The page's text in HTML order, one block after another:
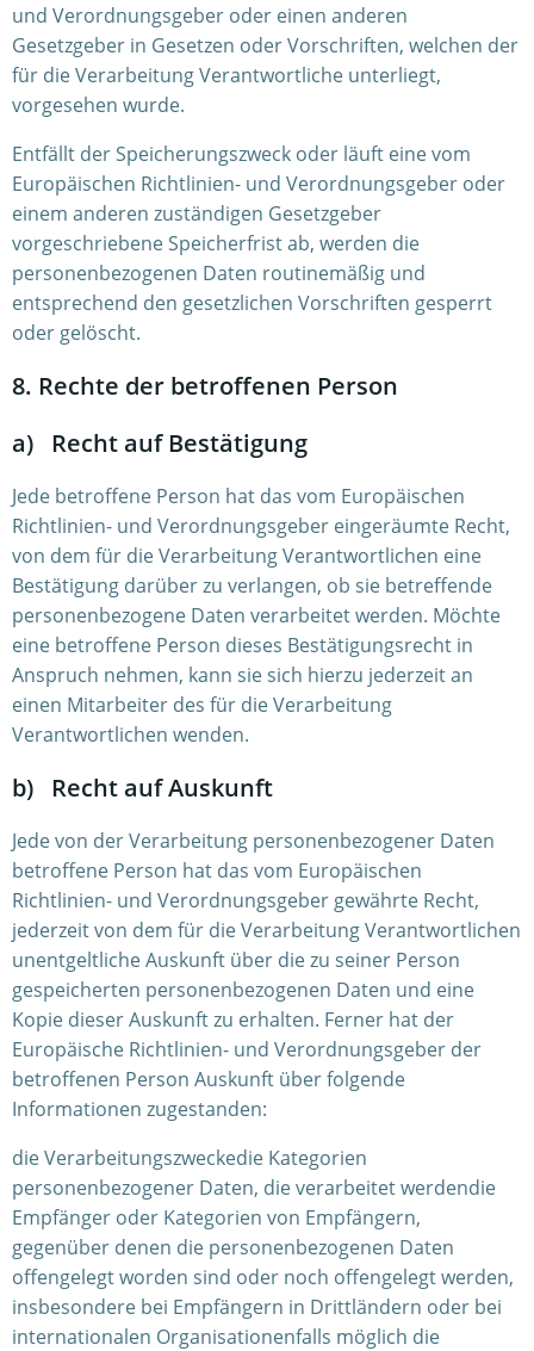
und Verordnungsgeber oder einen anderen
Gesetzgeber in Gesetzen oder Vorschriften, welchen der
für die Verarbeitung Verantwortliche unterliegt,
vorgesehen wurde.
Entfällt der Speicherungszweck oder läuft eine vom
Europäischen Richtlinien- und Verordnungsgeber oder
einem anderen zuständigen Gesetzgeber
vorgeschriebene Speicherfrist ab, werden die
personenbezogenen Daten routinemäßig und
entsprechend den gesetzlichen Vorschriften gesperrt
oder gelöscht.
8. Rechte der betroffenen Person
a) Recht auf Bestätigung
Jede betroffene Person hat das vom Europäischen
Richtlinien- und Verordnungsgeber eingeräumte Recht,
von dem für die Verarbeitung Verantwortlichen eine
Bestätigung darüber zu verlangen, ob sie betreffende
personenbezogene Daten verarbeitet werden. Möchte
eine betroffene Person dieses Bestätigungsrecht in
Anspruch nehmen, kann sie sich hierzu jederzeit an
einen Mitarbeiter des für die Verarbeitung
Verantwortlichen wenden.
b) Recht auf Auskunft
Jede von der Verarbeitung personenbezogener Daten
betroffene Person hat das vom Europäischen
Richtlinien- und Verordnungsgeber gewährte Recht,
jederzeit von dem für die Verarbeitung Verantwortlichen
unentgeltliche Auskunft über die zu seiner Person
gespeicherten personenbezogenen Daten und eine
Kopie dieser Auskunft zu erhalten. Ferner hat der
Europäische Richtlinien- und Verordnungsgeber der
betroffenen Person Auskunft über folgende
Informationen zugestanden:
die Verarbeitungszweckedie Kategorien
personenbezogener Daten, die verarbeitet werdendie
Empfänger oder Kategorien von Empfängern,
gegenüber denen die personenbezogenen Daten
offengelegt worden sind oder noch offengelegt werden,
insbesondere bei Empfängern in Drittländern oder bei
internationalen Organisationenfalls möglich die